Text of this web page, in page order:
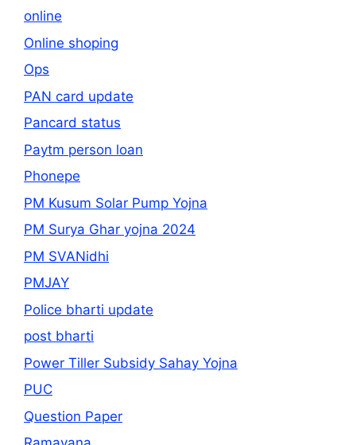
online
Online shoping
Ops
PAN card update
Pancard status
Paytm person loan
Phonepe
PM Kusum Solar Pump Yojna
PM Surya Ghar yojna 2024
PM SVANidhi
PMJAY
Police bharti update
post bharti
Power Tiller Subsidy Sahay Yojna
PUC
Question Paper